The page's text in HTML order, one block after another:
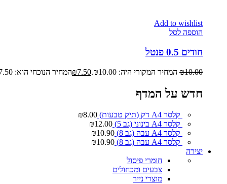
Add to wishlist
הוספה לסל
חודים 0.5 פנטל
₪10.00 המחיר המקורי היה: ₪10.00. ₪7.50 המחיר הנוכחי הוא: ₪7.50.
חדש על המדף
קלסר A4 דק (תיק טבעות) ₪8.00
קלסר A4 בינוני (גב 5)
₪12.00
קלסר A4 עבה (גב 8)
₪10.90
קלסר A4 עבה (גב 8)
₪10.90
יצירה
חומרי פיסול
צבעים ומכחולים
מוצרי נייר